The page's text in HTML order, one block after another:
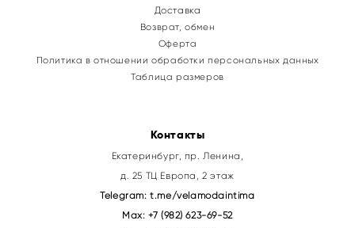
Доставка
Возврат, обмен
Оферта
Политика в отношении обработки персональных данных
Таблица размеров
Контакты
Екатеринбург, пр. Ленина,
д. 25 ТЦ Европа, 2 этаж
Telegram:t.me/velamodaintima
Max:+7 (982) 623-69-52